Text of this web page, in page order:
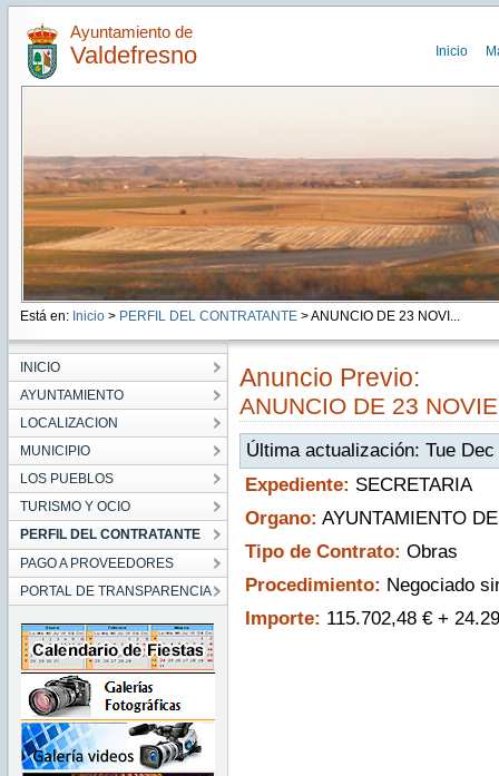
Ayuntamiento de
Valdefresno Inicio
Está en: Inicio > PERFIL DEL CONTRATANTE> ANUNCIO DE 23 NOVI...
INICIO
AYUNTAMIENTO
LOCALIZACION
MUNICIPIO
LOS PUEBLOS
TURISMO Y OCIO
PERFIL DEL CONTRATANTE
PAGO A PROVEEDORES
PORTAL DE TRANSPARENCIA
Anuncio Previo:
ANUNCIO DE 23
Última actualización: Tue
Expediente: SECRETARIA
Organo: AYUNTAMIENTO
Tipo de Contrato: Obras
Procedimiento: Negociado
Importe: 115.702,48 € +